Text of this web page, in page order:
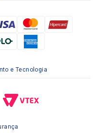
e Tecnologia